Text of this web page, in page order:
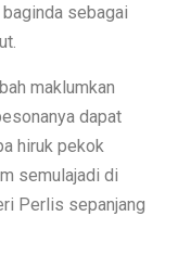
baginda sebagai
maklumkan
dapat
hiruk pekok
semulajadi di
Perlis sepanjang